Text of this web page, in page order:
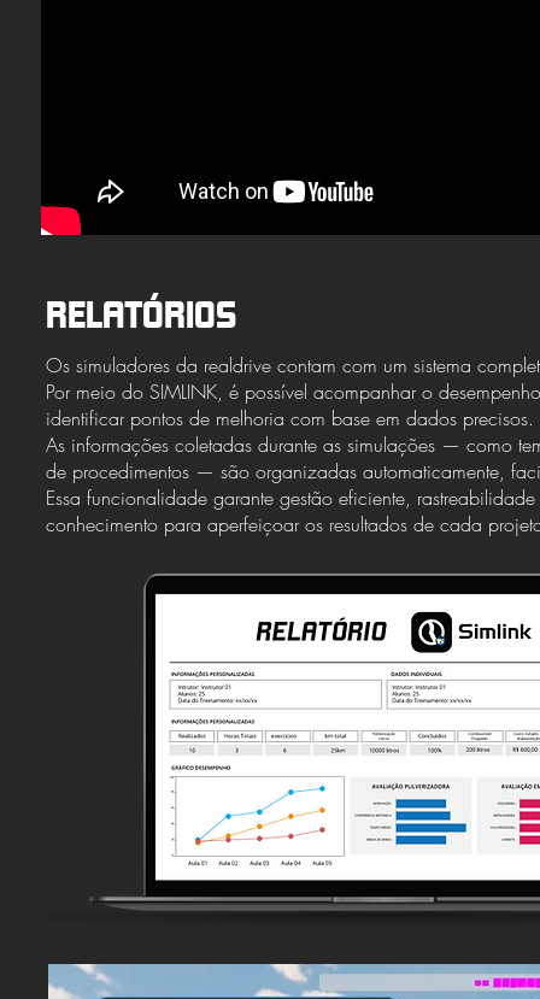
RELATÓRIOS
Os simuladores da realdrive contam com um sistema
Por meio do SIMLINK, é possível acompanhar o
identificar pontos de melhoria com base em dados precisos.
As informações coletadas durante as simulações — como
de procedimentos — são organizadas automaticamente,
Essa funcionalidade garante gestão eficiente,
conhecimento para aperfeiçoar os resultados de cada